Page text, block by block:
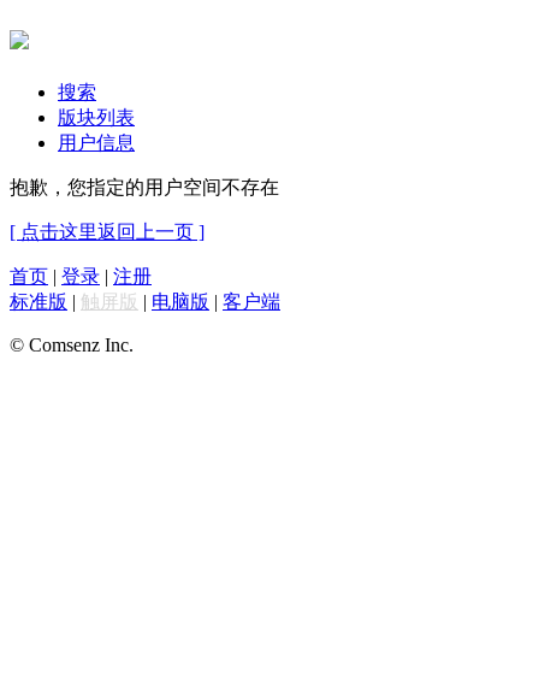
搜索
版块列表
用户信息
抱歉，您指定的用户空间不存在
[ 点击这里返回上一页 ]
首页 | 登录 | 注册
标准版 | 触屏版 | 电脑版 | 客户端
© Comsenz Inc.